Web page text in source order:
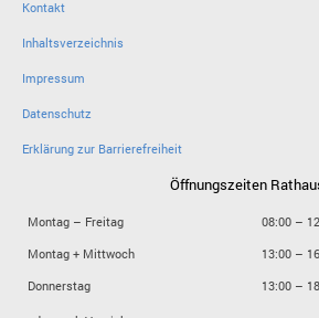
Kontakt
Inhaltsverzeichnis
Impressum
Datenschutz
Erklärung zur Barrierefreiheit
Öffnungszeiten
Montag – Freitag
08:00 –
Montag + Mittwoch
13:00 –
Donnerstag
13:00 –